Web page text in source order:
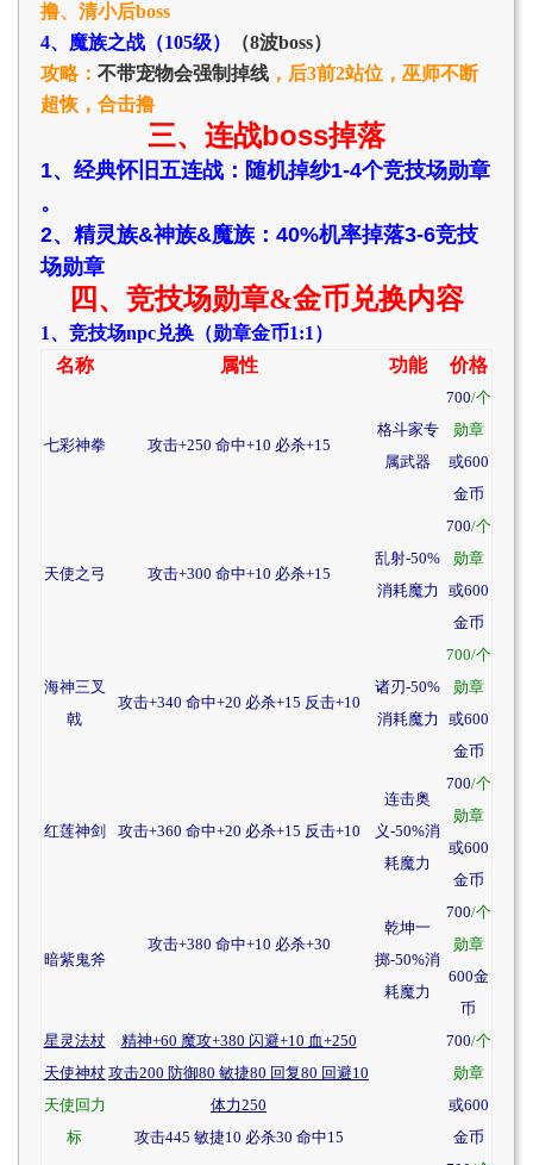
撸、 清小后boss
4、魔族之战（105级）
（8波boss）
攻略： 不带宠物会强制掉线 ，后3前2站位， 巫师不断
超恢，合击撸
三、连战boss掉落
1、经典怀旧五连战：随机掉纱1-4个竞技场勋章
。
2、 精灵族&神族&魔族：40%机率掉落3-6竞技
场勋章
四、竞技场勋章&金币兑换内容
1、竞技场npc兑换（勋章金币1:1）
名称
属性 功能 价格
七彩神拳 攻击+250 命中+10 必杀+15
格斗家专
属武器
700/个
勋章
或600
金币
天使之弓 攻击+300 命中+10 必杀+15
乱射-50%
消耗魔力
700/个
勋章
或600
金币
海神三叉
戟
攻击+340 命中+20 必杀+15 反击+10
诸刃-50%
消耗魔力
700/个
勋章
或600
金币
红莲神剑 攻击+360 命中+20 必杀+15 反击+10
连击奥
义-50%消
耗魔力
700/个
勋章
或600
金币
暗紫鬼斧
攻击+380 命中+10 必杀+30
乾坤一
掷-50%消
耗魔力
700/个
勋章
600金
币
星灵法杖
天使神杖
天使回力
标
精神+60 魔攻+380 闪避+10 血+250
攻击200 防御80 敏捷80 回复80 回避10
体力250
攻击445 敏捷10 必杀30 命中15
700/个
勋章
或600
金币